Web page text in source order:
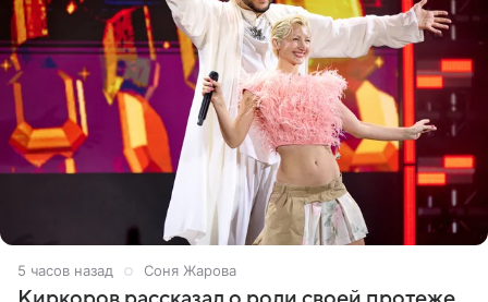
5 часов назад Соня Жарова